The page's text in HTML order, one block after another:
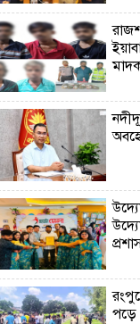
মাদক
পড়ে